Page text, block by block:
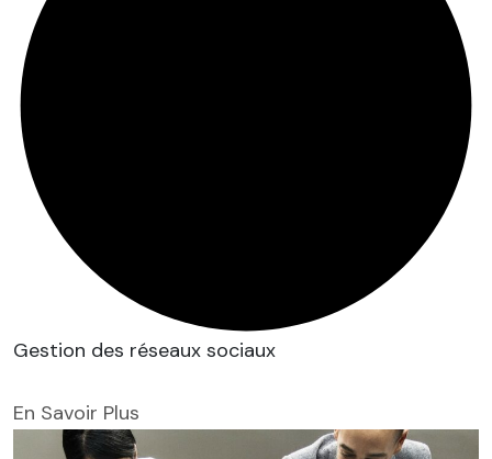
Gestion des réseaux sociaux
En Savoir Plus